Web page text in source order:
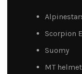
Scorpion
Suomy
MT